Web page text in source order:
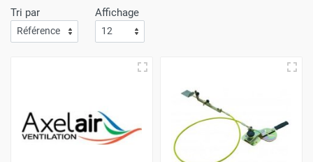
à votre porte avecla plus grande efficacité
Faites vos achats sur Airchaud Diffusion pour une
expérience où l'excellence et la vitesse de livraison s'allient
à l'avantage de prix compétitifs.
Tri par
Affichage